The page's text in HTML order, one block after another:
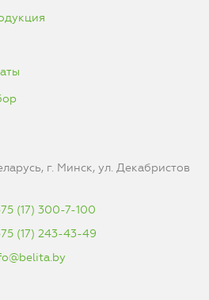
г. Минск, ул. Декабристов
(17) 300-7-100
(17) 243-43-49